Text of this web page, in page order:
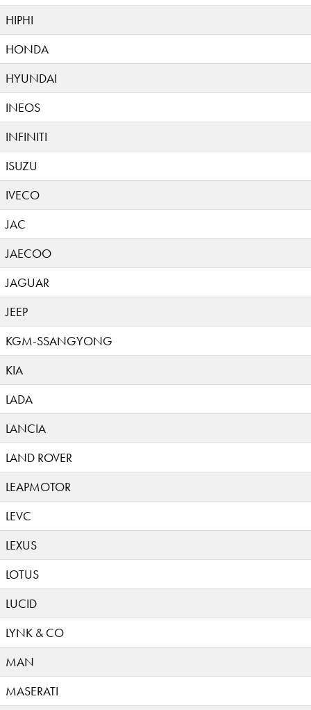
HIPHI
HONDA
HYUNDAI
INEOS
INFINITI
ISUZU
IVECO
JAC
JAECOO
JAGUAR
JEEP
KGM-SSANGYONG
KIA
LADA
LANCIA
LAND ROVER
LEAPMOTOR
LEVC
LEXUS
LOTUS
LUCID
LYNK & CO
MAN
MASERATI